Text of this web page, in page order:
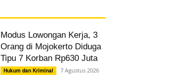
Modus Lowongan Kerja, 3
Orang di Mojokerto Diduga
Tipu 7 Korban Rp630 Juta
Hukum dan Kriminal 7 Agustus 2026